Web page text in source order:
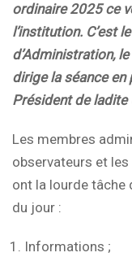
ordinaire 2025 ce
l’institution. C’est
d’Administration,
dirige la séance en
Président de ladite
Les membres
observateurs et
ont la lourde tâche
du jour :
Informations ;